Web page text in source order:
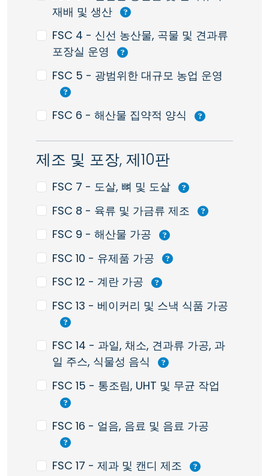
재배 및 생산
FSC 4 - 신선 농산물, 곡물 및 견과류
포장실 운영
FSC 5 - 광범위한 대규모 농업 운영
FSC 6 - 해산물 집약적 양식
제조 및 포장, 제10판
FSC 7 - 도살, 뼈 및 도살
FSC 8 - 육류 및 가금류 제조
FSC 9 - 해산물 가공
FSC 10 - 유제품 가공
FSC 12 - 계란 가공
FSC 13 - 베이커리 및 스낵 식품 가공
FSC 14 - 과일, 채소, 견과류 가공, 과
일 주스, 식물성 음식
FSC 15 - 통조림, UHT 및 무균 작업
FSC 16 - 얼음, 음료 및 음료 가공
FSC 17 - 제과 및 캔디 제조